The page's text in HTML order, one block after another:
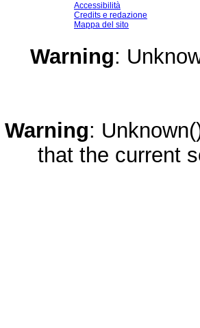
Accessibilità
Credits e redazione
Mappa del sito
Warning:
Warning:
that the current